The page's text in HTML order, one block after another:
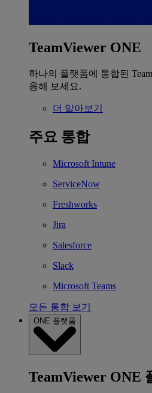
TeamViewer ONE
하나의 플랫폼에 통합된
용해 보세요.
더 알아보기
주요 통합
Microsoft Intune
ServiceNow
Freshworks
Jira
Salesforce
Slack
Microsoft Teams
모든 통합 보기
ONE 플랫폼
TeamViewer ONE